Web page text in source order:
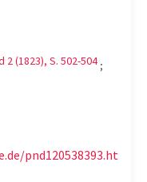
2 (1823), S. 502-504 ;
pnd120538393.ht